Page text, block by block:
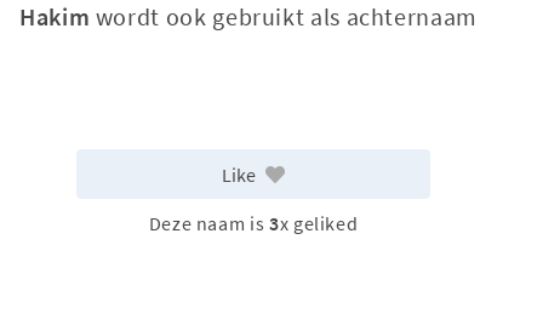
Hakim wordt ook gebruikt als achternaam
Like
Deze naam is 3x geliked